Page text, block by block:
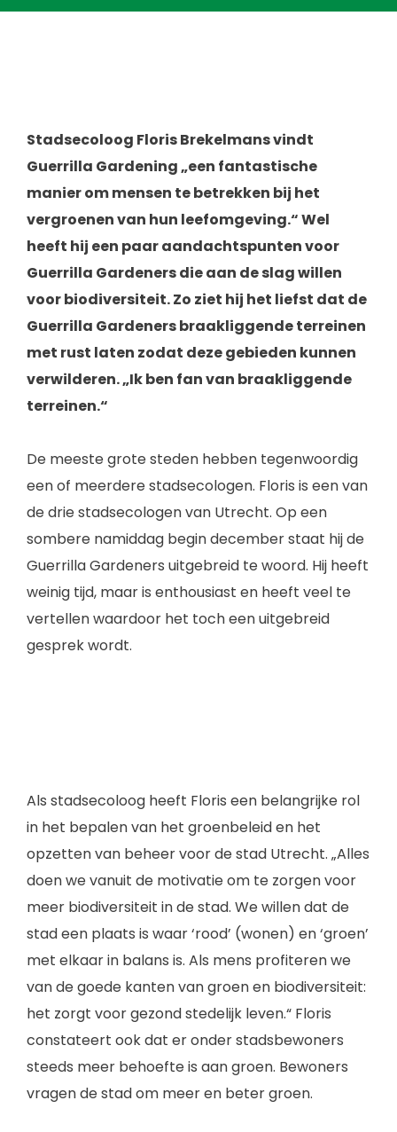
Stadsecoloog Floris Brekelmans vindt
Guerrilla Gardening „een fantastische
manier om mensen te betrekken bij het
vergroenen van hun leefomgeving.“ Wel
heeft hij een paar aandachtspunten voor
Guerrilla Gardeners die aan de slag willen
voor biodiversiteit. Zo ziet hij het liefst dat de
Guerrilla Gardeners braakliggende terreinen
met rust laten zodat deze gebieden kunnen
verwilderen. „Ik ben fan van braakliggende
terreinen.“
De meeste grote steden hebben tegenwoordig
een of meerdere stadsecologen. Floris is een van
de drie stadsecologen van Utrecht. Op een
sombere namiddag begin december staat hij de
Guerrilla Gardeners uitgebreid te woord. Hij heeft
weinig tijd, maar is enthousiast en heeft veel te
vertellen waardoor het toch een uitgebreid
gesprek wordt.
Als stadsecoloog heeft Floris een belangrijke rol
in het bepalen van het groenbeleid en het
opzetten van beheer voor de stad Utrecht. „Alles
doen we vanuit de motivatie om te zorgen voor
meer biodiversiteit in de stad. We willen dat de
stad een plaats is waar ‘rood’ (wonen) en ‘groen’
met elkaar in balans is. Als mens profiteren we
van de goede kanten van groen en biodiversiteit:
het zorgt voor gezond stedelijk leven.“ Floris
constateert ook dat er onder stadsbewoners
steeds meer behoefte is aan groen. Bewoners
vragen de stad om meer en beter groen.